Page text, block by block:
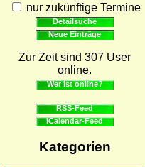
nur zukünftige Termine
Detailsuche
Neue Einträge
Zur Zeit sind 307 User
online.
Wer ist online?
RSS-Feed
iCalendar-Feed
Kategorien